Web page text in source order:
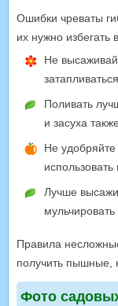
Ошибки чреваты
их нужно избегать
Не
Поливать
и засуха
Не
Лучше
Правила
получить пышные,
Фото